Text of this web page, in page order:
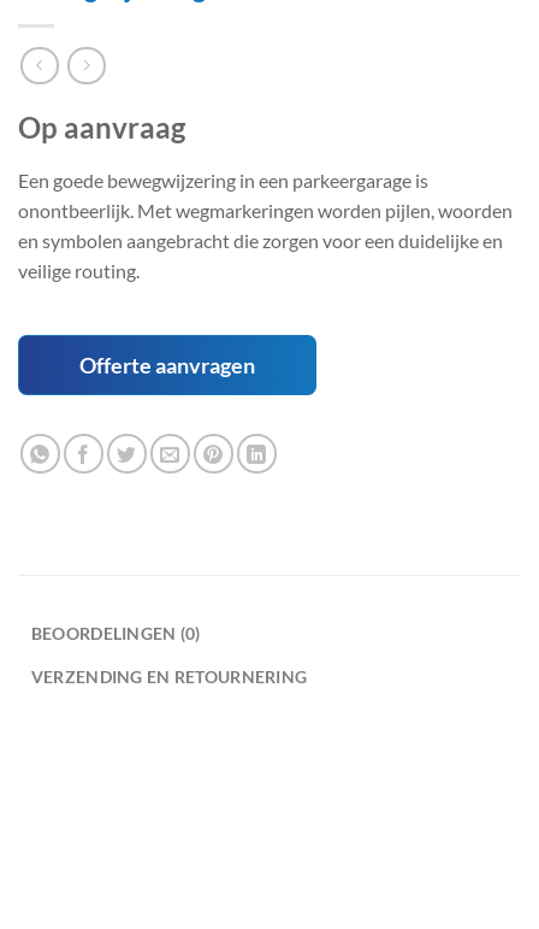
Op aanvraag
Een goede bewegwijzering in een parkeergarage is
onontbeerlijk. Met wegmarkeringen worden pijlen, woorden
en symbolen aangebracht die zorgen voor een duidelijke en
veilige routing.
Offerte aanvragen
BEOORDELINGEN (0)
VERZENDING EN RETOURNERING